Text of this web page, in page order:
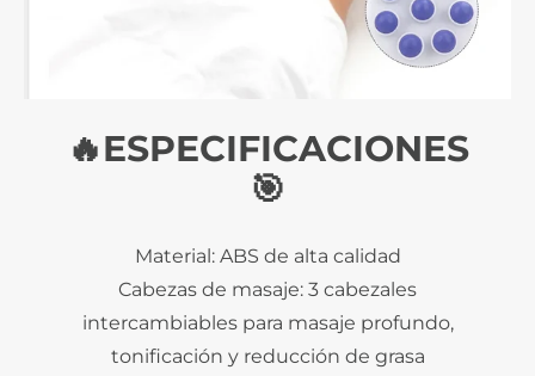
🔥ESPECIFICACIONES
🎯
Material: ABS de alta calidad
Cabezas de masaje: 3 cabezales
intercambiables para masaje profundo,
tonificación y reducción de grasa